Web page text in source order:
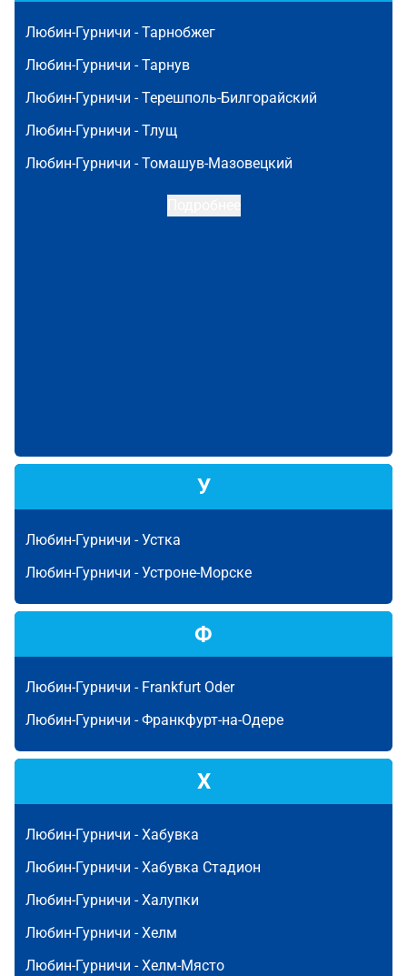
Любин-Гурничи -Тарнобжег
Любин-Гурничи -Тарнув
Любин-Гурничи -Терешполь-Билгорайский
Любин-Гурничи -Тлущ
Любин-Гурничи -Томашув-Мазовецкий
У
Любин-Гурничи -Устка
Любин-Гурничи -Устроне-Морске
Ф
Любин-Гурничи - Frankfurt Oder
Любин-Гурничи -Франкфурт-на-Одере
Х
Любин-Гурничи -Хабувка
Любин-Гурничи -Хабувка Стадион
Любин-Гурничи -Халупки
Любин-Гурничи -Хелм
Любин-Гурничи -Хелм-Място